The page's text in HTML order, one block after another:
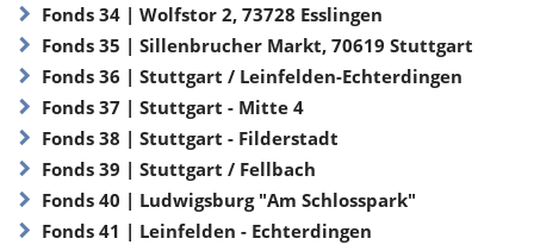
Fonds 34 | Wolfstor 2, 73728 Esslingen
Fonds 35 | Sillenbrucher Markt, 70619 Stuttgart
Fonds 36 | Stuttgart / Leinfelden-Echterdingen
Fonds 37 | Stuttgart - Mitte 4
Fonds 38 | Stuttgart - Filderstadt
Fonds 39 | Stuttgart / Fellbach
Fonds 40 | Ludwigsburg "Am Schlosspark"
Fonds 41 | Leinfelden - Echterdingen